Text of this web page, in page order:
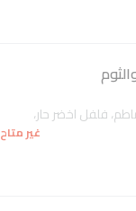
فلفل اخضر حار،
غير متاح